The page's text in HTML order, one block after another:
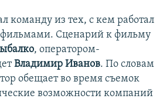
команду из тех, с кем работал
Сценарий к фильму
, оператором-
Владимир Иванов. По словам
обещает во время съемок
возможности компаний